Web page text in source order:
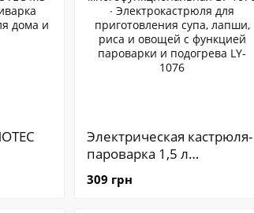
Электрическая кастрюля-
пароварка 1,5 л
многофункциональная
LY-1076 ∙
309 грн